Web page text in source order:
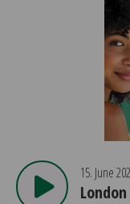
15. June
London